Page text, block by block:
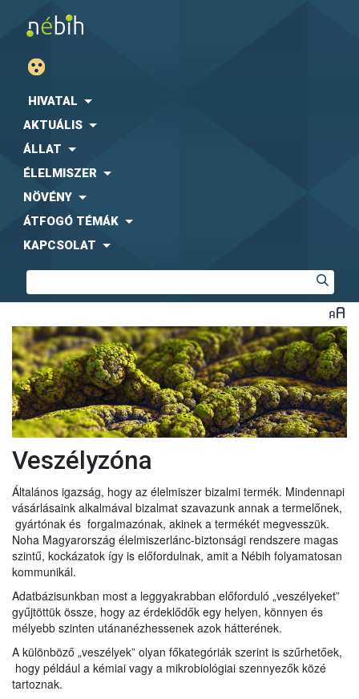
HIVATAL
AKTUÁLIS
ÁLLAT
ÉLELMISZER
NÖVÉNY
ÁTFOGÓ TÉMÁK
KAPCSOLAT
Veszélyzóna
Általános igazság, hogy az élelmiszer bizalmi termék. Mindennapi
vásárlásaink alkalmával bizalmat szavazunk annak a termelőnek,
gyártónak és forgalmazónak, akinek a termékét megvesszük.
Noha Magyarország élelmiszerlánc-biztonsági rendszere magas
szintű, kockázatok így is előfordulnak, amit a Nébih folyamatosan
kommunikál.
Adatbázisunkban most a leggyakrabban előforduló „veszélyeket”
gyűjtöttük össze, hogy az érdeklődők egy helyen, könnyen és
mélyebb szinten utánanézhessenek azok hátterének.
A különböző „veszélyek” olyan főkategóriák szerint is szűrhetőek,
hogy például a kémiai vagy a mikrobiológiai szennyezők közé
tartoznak.